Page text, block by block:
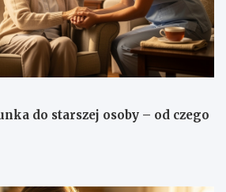
do starszej osoby – od czego